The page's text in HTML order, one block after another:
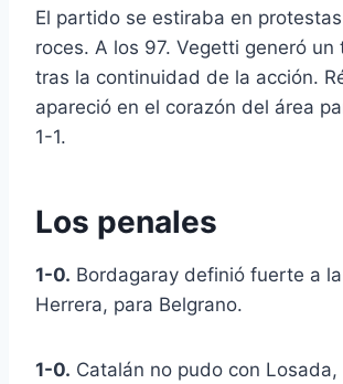
El partido se estiraba en
roces. A los 97. Vegetti generó un
tras la continuidad de la acción.
apareció en el corazón del área
1-1.
Los penales
1-0. Bordagaray definió fuerte a
Herrera, para Belgrano.
1-0. Catalán no pudo con Losada,